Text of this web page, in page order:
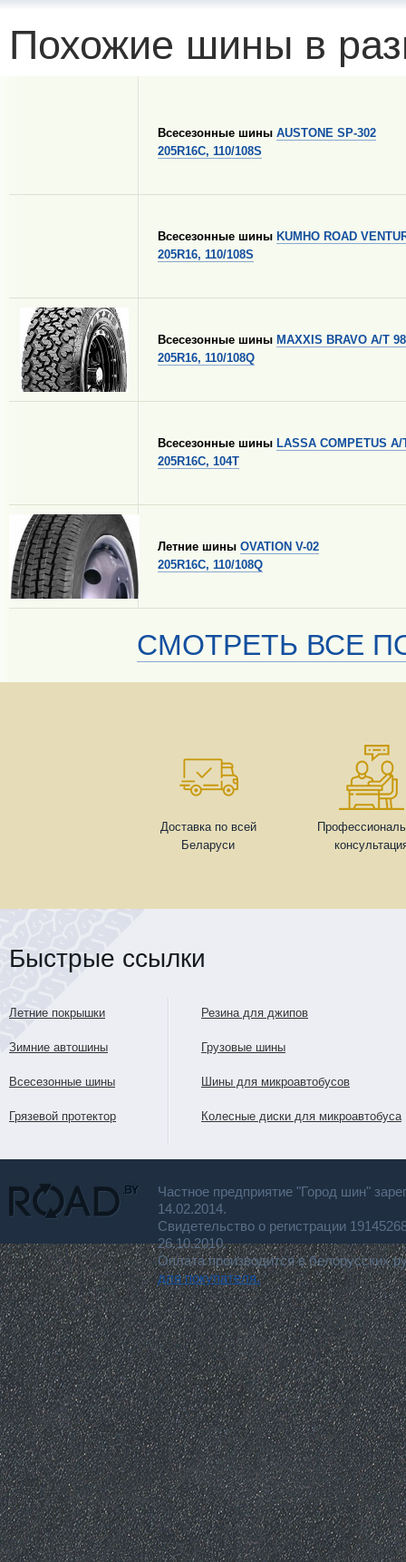
Похожие шины в
Всесезонные шины AUSTONE SP-302
205R16C, 110/108S
Всесезонные шины KUMHO ROAD
205R16, 110/108S
Всесезонные шины MAXXIS BRAVO A/T
205R16, 110/108Q
Всесезонные шины LASSA COMPETUS A/
205R16C, 104T
Летние шины OVATION V-02
205R16C, 110/108Q
СМОТРЕТЬ ВСЕ
Доставка по всей
Беларуси
Быстрые ссылки
Летние покрышки
Зимние автошины
Всесезонные шины
Грязевой протектор
Резина для джипов
Грузовые шины
Шины для микроавтобусов
Колесные диски для микроавтобуса
Частное предприятие "Город шин"
14.02.2014.
Свидетельство о регистрации
26.10.2010.
Оплата производится в белорусских
для покупателя.